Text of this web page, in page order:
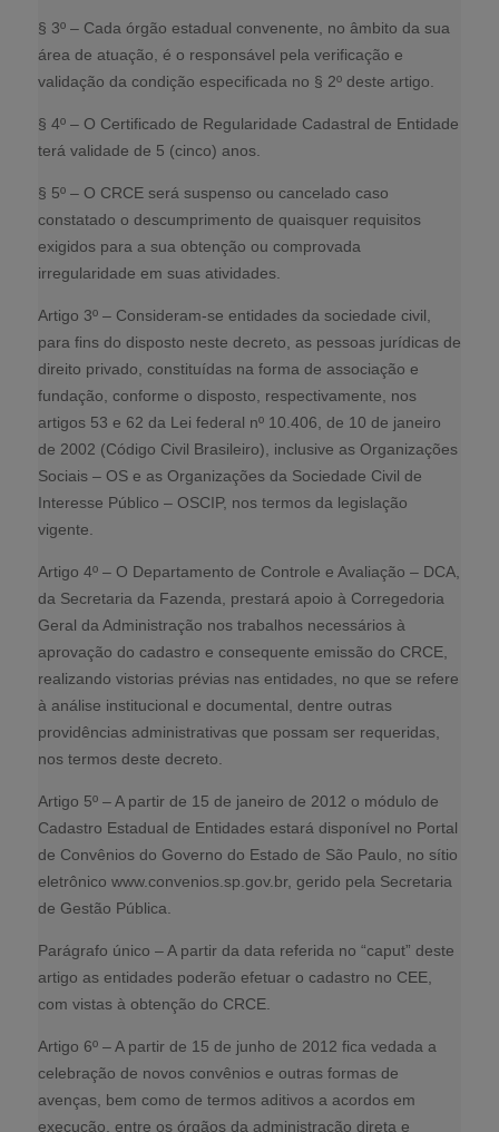
§ 3º – Cada órgão estadual convenente, no âmbito da sua
área de atuação, é o responsável pela verificação e
validação da condição especificada no § 2º deste artigo.
§ 4º – O Certificado de Regularidade Cadastral de Entidade
terá validade de 5 (cinco) anos.
§ 5º – O CRCE será suspenso ou cancelado caso
constatado o descumprimento de quaisquer requisitos
exigidos para a sua obtenção ou comprovada
irregularidade em suas atividades.
Artigo 3º – Consideram-se entidades da sociedade civil,
para fins do disposto neste decreto, as pessoas jurídicas de
direito privado, constituídas na forma de associação e
fundação, conforme o disposto, respectivamente, nos
artigos 53 e 62 da Lei federal nº 10.406, de 10 de janeiro
de 2002 (Código Civil Brasileiro), inclusive as Organizações
Sociais – OS e as Organizações da Sociedade Civil de
Interesse Público – OSCIP, nos termos da legislação
vigente.
Artigo 4º – O Departamento de Controle e Avaliação – DCA,
da Secretaria da Fazenda, prestará apoio à Corregedoria
Geral da Administração nos trabalhos necessários à
aprovação do cadastro e consequente emissão do CRCE,
realizando vistorias prévias nas entidades, no que se refere
à análise institucional e documental, dentre outras
providências administrativas que possam ser requeridas,
nos termos deste decreto.
Artigo 5º – A partir de 15 de janeiro de 2012 o módulo de
Cadastro Estadual de Entidades estará disponível no Portal
de Convênios do Governo do Estado de São Paulo, no sítio
eletrônico www.convenios.sp.gov.br, gerido pela Secretaria
de Gestão Pública.
Parágrafo único – A partir da data referida no “caput” deste
artigo as entidades poderão efetuar o cadastro no CEE,
com vistas à obtenção do CRCE.
Artigo 6º – A partir de 15 de junho de 2012 fica vedada a
celebração de novos convênios e outras formas de
avenças, bem como de termos aditivos a acordos em
execução, entre os órgãos da administração direta e